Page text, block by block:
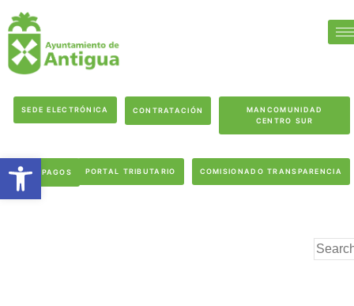
SEDE ELECTRÓNICA CONTRATACIÓN
MANCOMUNIDAD
CENTRO SUR
PAGOS PORTAL TRIBUTARIO COMISIONADO TRANSPARENCIA
Abrir barra de herramientas